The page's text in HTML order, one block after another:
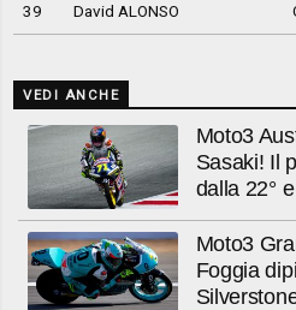
39 David ALONSO
VEDI ANCHE
Moto3
Sasaki! Il
dalla 22°
Moto3
Foggia